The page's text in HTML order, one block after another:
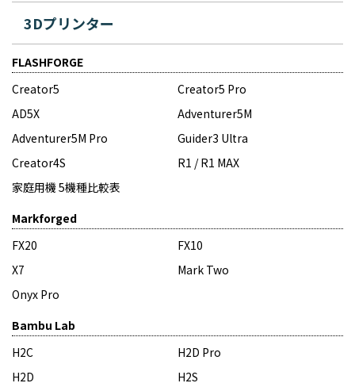
3Dプリンター
FLASHFORGE
Creator5
Creator5 Pro
AD5X
Adventurer5M
Adventurer5M Pro
Guider3 Ultra
Creator4S
R1 / R1 MAX
家庭用機 5機種比較表
Markforged
FX20
FX10
X7
Mark Two
Onyx Pro
Bambu Lab
H2C
H2D Pro
H2D
H2S